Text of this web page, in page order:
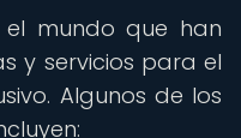
el mundo que han
y servicios para el
Algunos de los